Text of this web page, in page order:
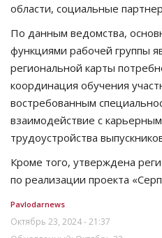
области, социальные
По данным ведомства,
функциями рабочей группы
региональной карты
координация обучения
востребованным
взаимодействие с
трудоустройства
Кроме того, утверждена
по реализации проекта
Pavlodarnews
Октябрь 23, 2024 - 21:37